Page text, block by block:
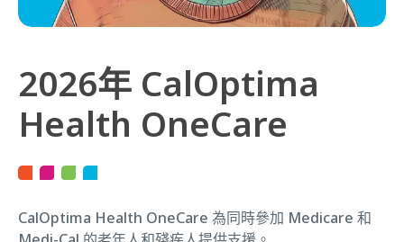
2026年 CalOptima
Health OneCare
CalOptima Health OneCare 為同時參加 Medicare 和